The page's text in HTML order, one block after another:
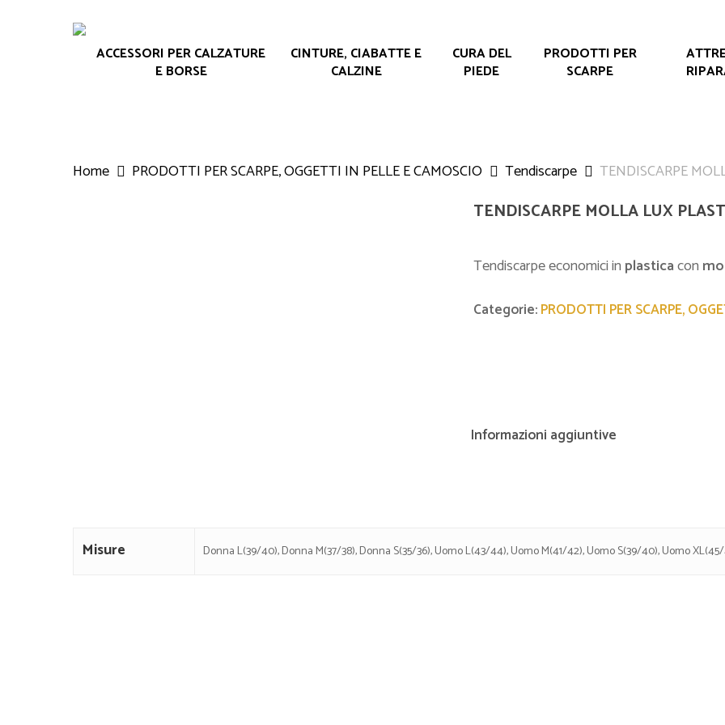
ACCESSORI PER CALZATURE
E BORSE
CINTURE, CIABATTE E
CALZINE
CURA DEL
PIEDE
PRODOTTI PER
SCARPE
Home PRODOTTI PER SCARPE, OGGETTI IN PELLE E CAMOSCIO Tendiscarpe TENDISCARPE
TENDISCARPE MOLLA LUX
Tendiscarpe economici in plasticacon
Categorie:PRODOTTI PER SCARPE,
Informazioni aggiuntive
Misure Donna L(39/40), Donna M(37/38), Donna S(35/36), Uomo L(43/44), Uomo M(41/42), Uomo S(39/40), Uomo